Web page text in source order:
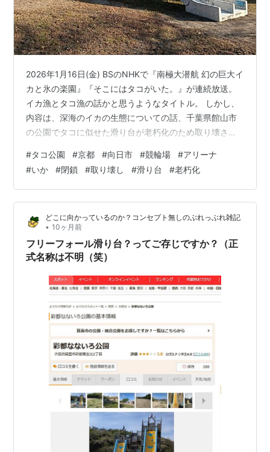
2026年1月16日(金) BSのNHKで『南極大潜航 幻の巨大イ
カと氷の楽園』『そこにはタコがいた。』が連続放送。
イカ漁とタコ漁の話かと思うようなタイトル。 しかし、
内容は、深海のイカの生態についての話、千葉県館山市
の公園でタコに似せた滑り台が老朽化のため取り壊され
市の競輪場隣りにタコ公園があったけどどうなっただろ
う？ タコ公園は向日町競輪場北東にあります。 向日町競
輪場は、2024年9月に本場開催休止、解体工事に入りま
した（場外車券売場営業）。 2028年10月「京都アリー
ナ(仮称)」開業予定となっています。 タコ公園もついで
#タコ公園 #京都 #向日市 #競輪場 #アリーナ
#いか #閉鎖 #取り壊し #滑り台 #老朽化
どこに向かっているのか？コンセプト無しのぶれっぶれ雑記
• 10ヶ月前
フリーフォール滑り台？ってご存じですか？（正
式名称は不明（笑）